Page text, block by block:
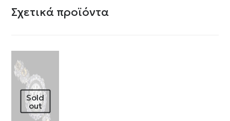
Σχετικά προϊόντα
Sold
out